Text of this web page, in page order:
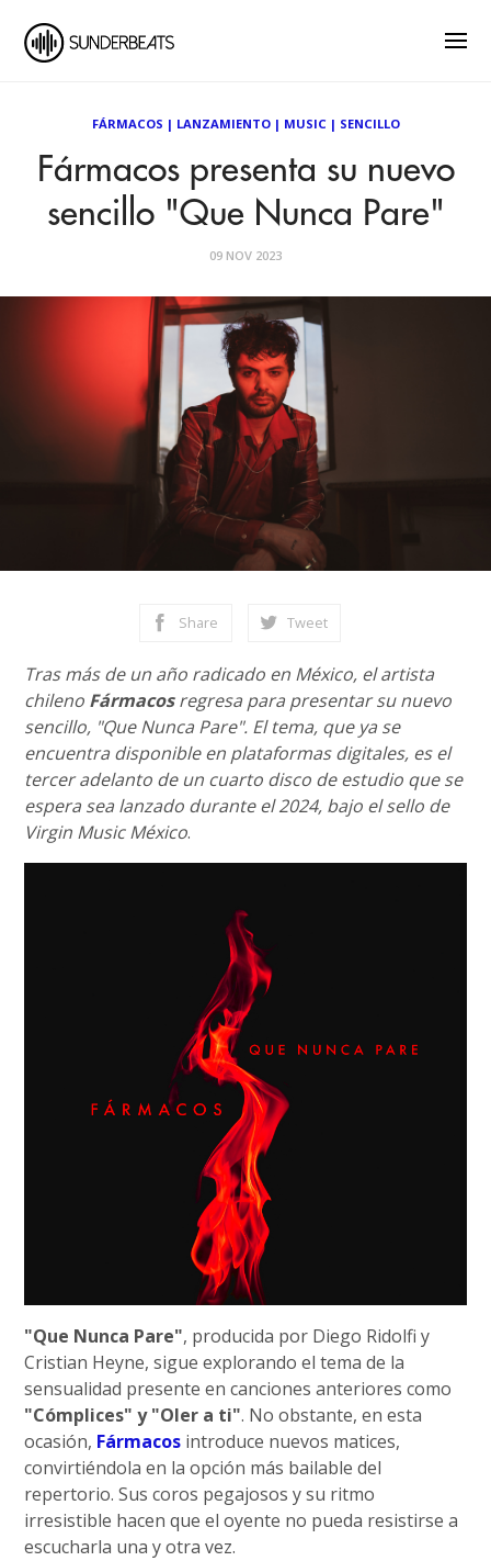
FÁRMACOS | LANZAMIENTO| MUSIC| SENCILLO
Fármacos presenta su nuevo
sencillo "Que Nunca Pare"
09 NOV 2023
Share Tweet
Tras más de un año radicado en México, el artista
chileno Fármacosregresa para presentar su nuevo
sencillo, "Que Nunca Pare". El tema, que ya se
encuentra disponible en plataformas digitales, es el
tercer adelanto de un cuarto disco de estudio que se
espera sea lanzado durante el 2024, bajo el sello de
Virgin Music México.
"Que Nunca Pare", producida por Diego Ridolfi y
Cristian Heyne, sigue explorando el tema de la
sensualidad presente en canciones anteriores como
"Cómplices" y "Oler a ti". No obstante, en esta
ocasión, Fármacos introduce nuevos matices,
convirtiéndola en la opción más bailable del
repertorio. Sus coros pegajosos y su ritmo
irresistible hacen que el oyente no pueda resistirse a
escucharla una y otra vez.